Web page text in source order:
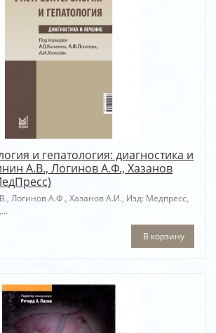
и гепатология: диагностика и
А.В., Логинов А.Ф., Хазанов
Логинов А.Ф., Хазанов А.И., Изд: Медпресс,
В корзину